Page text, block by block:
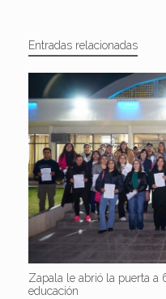
Entradas relacionadas
Zapala le abrió la puerta a
educación